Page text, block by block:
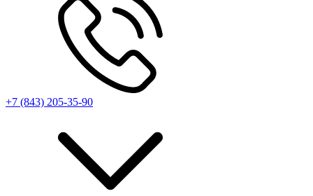
+7 (843) 205-35-90